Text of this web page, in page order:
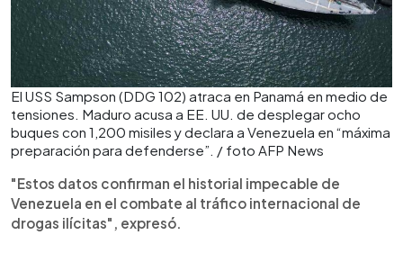
El USS Sampson (DDG 102) atraca en Panamá en medio de
tensiones. Maduro acusa a EE. UU. de desplegar ocho
buques con 1,200 misiles y declara a Venezuela en “máxima
preparación para defenderse”. / foto AFP News
"Estos datos confirman el historial impecable de
Venezuela en el combate al tráfico internacional de
drogas ilícitas", expresó.